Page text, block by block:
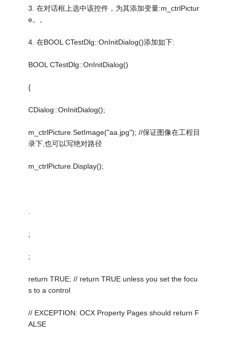
3. 在对话框上选中该控件，为其添加变量:m_ctrlPictur
e。。
4. 在BOOL CTestDlg::OnInitDialog()添加如下:
BOOL CTestDlg::OnInitDialog()
{
CDialog::OnInitDialog();
m_ctrlPicture.SetImage("aa.jpg"); //保证图像在工程目
录下,也可以写绝对路径
m_ctrlPicture.Display();
.
;
;
return TRUE; // return TRUE unless you set the focu
s to a control
// EXCEPTION: OCX Property Pages should return F
ALSE